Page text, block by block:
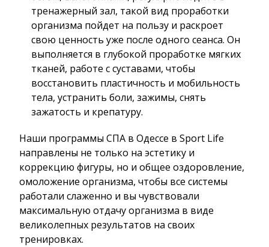
тренажерный зал, такой вид проработки
организма пойдет на пользу и раскроет
свою ценность уже после одного сеанса. Он
выполняется в глубокой проработке мягких
тканей, работе с суставами, чтобы
восстановить пластичность и мобильность
тела, устранить боли, зажимы, снять
зажатость и крепатуру.
Наши программы СПА в Одессе в Sport Life
направлены не только на эстетику и
коррекцию фигуры, но и общее оздоровление,
омоложение организма, чтобы все системы
работали слаженно и вы чувствовали
максимальную отдачу организма в виде
великолепных результатов на своих
тренировках.